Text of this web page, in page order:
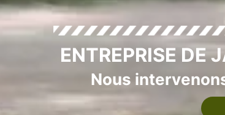
ENTREPRISE DE
Nous